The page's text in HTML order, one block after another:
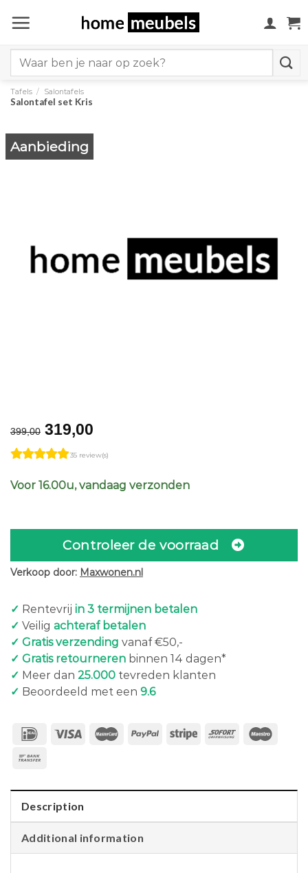
naar
for:
Tafels / Salontafels
Salontafel set Kris
Aanbieding
399,00 Original
price
was:
€399,00.
319,00
is:
€319,00.
35 review(s)
Voor 16.00u, vandaag verzonden
Controleer de voorraad
Verkoop door: Maxwonen.nl
✓ Rentevrij in 3 termijnen betalen
✓ Veilig achteraf betalen
✓ Gratis verzending vanaf €50,-
✓ Gratis retourneren binnen 14 dagen*
✓ Meer dan 25.000 tevreden klanten
✓ Beoordeeld met een 9.6
Description
Additional information